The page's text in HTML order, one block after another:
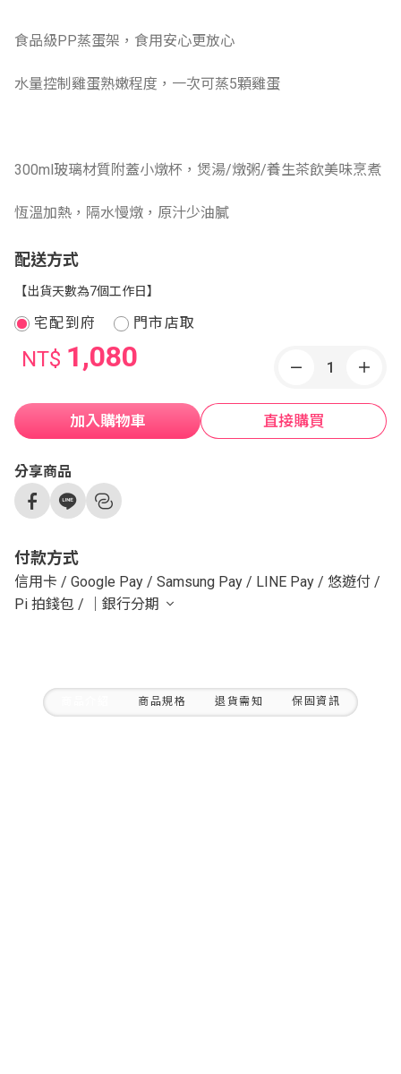
食品級PP蒸蛋架，食用安心更放心
水量控制雞蛋熟嫩程度，一次可蒸5顆雞蛋
300ml玻璃材質附蓋小燉杯，煲湯/燉粥/養生茶飲美味烹煮
恆溫加熱，隔水慢燉，原汁少油膩
配送方式
【出貨天數為7個工作日】
宅配到府 門市店取
NT$ 1,080
加入購物車 直接購買
分享商品
付款方式
信用卡 / Google Pay / Samsung Pay / LINE Pay / 悠遊付 /
Pi 拍錢包 / ｜銀行分期
商品規格 退貨需知 保固資訊